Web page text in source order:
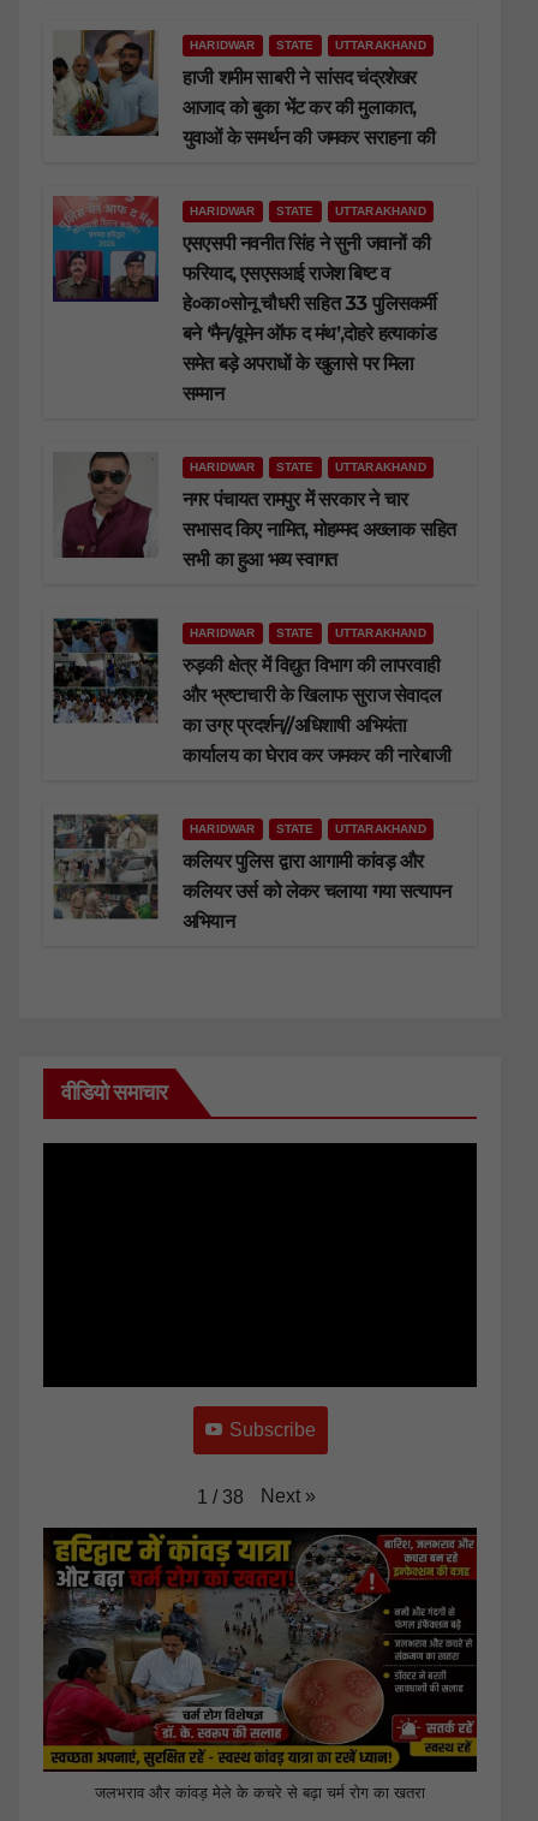
HARIDWAR STATE UTTARAKHAND
हाजी शमीम साबरी ने सांसद चंद्रशेखर
आजाद को बुका भेंट कर की मुलाकात,
युवाओं के समर्थन की जमकर सराहना की
HARIDWAR STATE UTTARAKHAND
एसएसपी नवनीत सिंह ने सुनी जवानों की
फरियाद, एसएसआई राजेश बिष्ट व
हे०का०सोनू चौधरी सहित 33 पुलिसकर्मी
बने ‘मैन/वूमेन ऑफ द मंथ’,दोहरे हत्याकांड
समेत बड़े अपराधों के खुलासे पर मिला
सम्मान
HARIDWAR STATE UTTARAKHAND
नगर पंचायत रामपुर में सरकार ने चार
सभासद किए नामित, मोहम्मद अख्लाक सहित
सभी का हुआ भव्य स्वागत
HARIDWAR STATE UTTARAKHAND
रुड़की क्षेत्र में विद्युत विभाग की लापरवाही
और भ्रष्टाचारी के खिलाफ सुराज सेवादल
का उग्र प्रदर्शन//अधिशाषी अभियंता
कार्यालय का घेराव कर जमकर की नारेबाजी
HARIDWAR STATE UTTARAKHAND
कलियर पुलिस द्वारा आगामी कांवड़ और
कलियर उर्स को लेकर चलाया गया सत्यापन
अभियान
वीडियो समाचार
Subscribe
1 / 38 Next »
जलभराव और कांवड़ मेले के कचरे से बढ़ा चर्म रोग का खतरा